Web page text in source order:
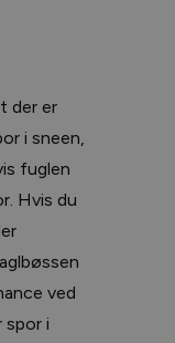
der er
i sneen,
fuglen
Hvis du
ved
spor i